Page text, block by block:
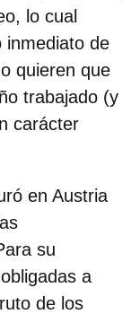
lo cual
inmediato de
quieren que
trabajado (y
carácter
en Austria
su
a
de los